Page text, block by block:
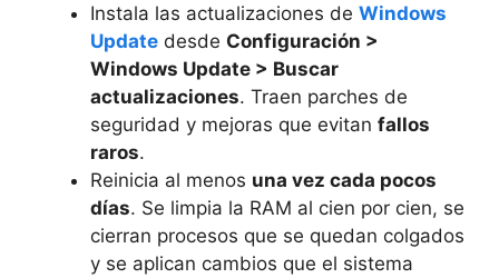
Instala las actualizaciones de Windows
Update desde Configuración >
Windows Update > Buscar
actualizaciones. Traen parches de
seguridad y mejoras que evitan fallos
raros.
Reinicia al menos una vez cada pocos
días. Se limpia la RAM al cien por cien, se
cierran procesos que se quedan colgados
y se aplican cambios que el sistema